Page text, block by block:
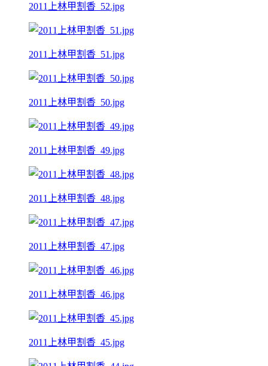
2011上林甲割香_52.jpg
2011上林甲割香_51.jpg
2011上林甲割香_50.jpg
2011上林甲割香_49.jpg
2011上林甲割香_48.jpg
2011上林甲割香_47.jpg
2011上林甲割香_46.jpg
2011上林甲割香_45.jpg